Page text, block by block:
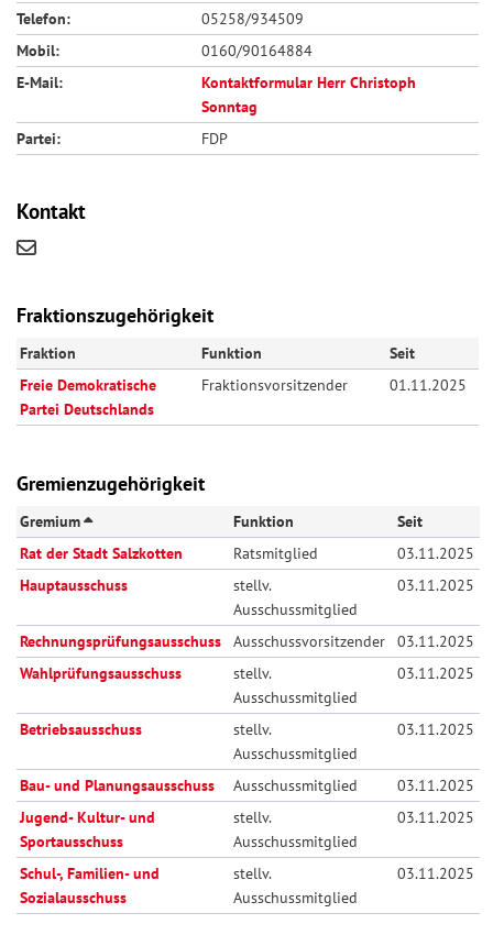
Telefon:
05258/934509
Mobil:
0160/90164884
E-Mail:
Kontaktformular Herr Christoph
Sonntag
Partei:
FDP
Kontakt
Fraktionszugehörigkeit
Fraktion Funktion
Seit
Freie Demokratische
Partei Deutschlands
Fraktionsvorsitzender 01.11.2025
Gremienzugehörigkeit
Gremium Funktion
Seit
Rat der Stadt Salzkotten
Ratsmitglied
03.11.2025
Hauptausschuss
stellv.
Ausschussmitglied
03.11.2025
Rechnungsprüfungsausschuss Ausschussvorsitzender
03.11.2025
Wahlprüfungsausschuss
stellv.
Ausschussmitglied
03.11.2025
Betriebsausschuss
stellv.
Ausschussmitglied
03.11.2025
Bau- und Planungsausschuss Ausschussmitglied
03.11.2025
Jugend- Kultur- und
Sportausschuss
stellv.
Ausschussmitglied
03.11.2025
Schul-, Familien- und
Sozialausschuss
stellv.
Ausschussmitglied
03.11.2025